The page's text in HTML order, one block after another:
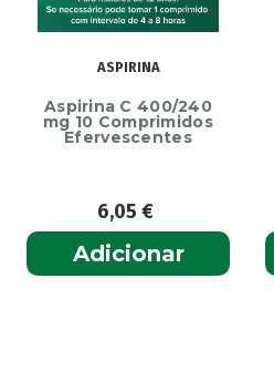
ASPIRINA
Aspirina C 400/240
mg 10 Comprimidos
Efervescentes
6,05€
Adicionar